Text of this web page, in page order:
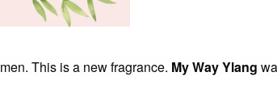
This is a new fragrance. My Way Ylang